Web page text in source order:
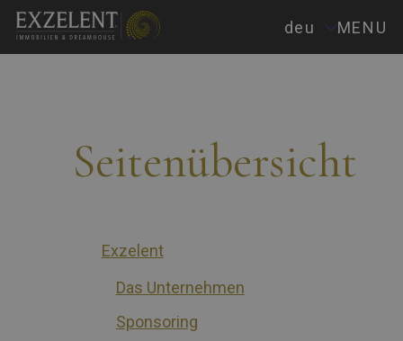
deu MENU
Seitenübersicht
Exzelent
Das Unternehmen
Sponsoring